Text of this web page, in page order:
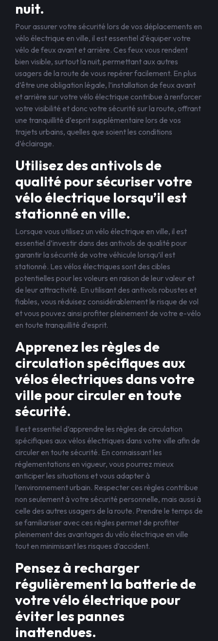
nuit.
Pour assurer votre sécurité lors de vos déplacements en
vélo électrique en ville, il est essentiel d’équiper votre
vélo de feux avant et arrière. Ces feux vous rendent
bien visible, surtout la nuit, permettant aux autres
usagers de la route de vous repérer facilement. En plus
d’être une obligation légale, l’installation de feux avant
et arrière sur votre vélo électrique contribue à renforcer
votre visibilité et donc votre sécurité sur la route, offrant
une tranquillité d’esprit supplémentaire lors de vos
trajets urbains, quelles que soient les conditions
d’éclairage.
Utilisez des antivols de
qualité pour sécuriser votre
vélo électrique lorsqu’il est
stationné en ville.
Lorsque vous utilisez un vélo électrique en ville, il est
essentiel d’investir dans des antivols de qualité pour
garantir la sécurité de votre véhicule lorsqu’il est
stationné. Les vélos électriques sont des cibles
potentielles pour les voleurs en raison de leur valeur et
de leur attractivité. En utilisant des antivols robustes et
fiables, vous réduisez considérablement le risque de vol
et vous pouvez ainsi profiter pleinement de votre e-vélo
en toute tranquillité d’esprit.
Apprenez les règles de
circulation spécifiques aux
vélos électriques dans votre
ville pour circuler en toute
sécurité.
Il est essentiel d’apprendre les règles de circulation
spécifiques aux vélos électriques dans votre ville afin de
circuler en toute sécurité. En connaissant les
réglementations en vigueur, vous pourrez mieux
anticiper les situations et vous adapter à
l’environnement urbain. Respecter ces règles contribue
non seulement à votre sécurité personnelle, mais aussi à
celle des autres usagers de la route. Prendre le temps de
se familiariser avec ces règles permet de profiter
pleinement des avantages du vélo électrique en ville
tout en minimisant les risques d’accident.
Pensez à recharger
régulièrement la batterie de
votre vélo électrique pour
éviter les pannes
inattendues.